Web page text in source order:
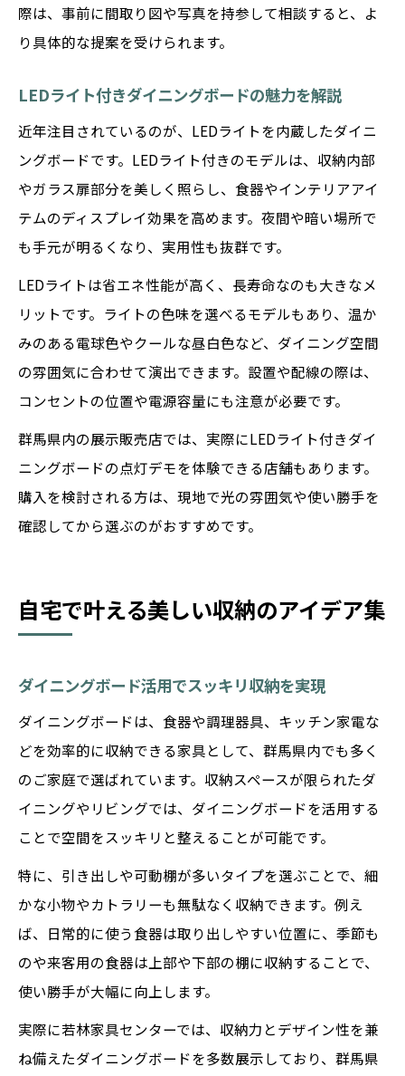
際は、事前に間取り図や写真を持参して相談すると、よ
り具体的な提案を受けられます。
LEDライト付きダイニングボードの魅力を解説
近年注目されているのが、LEDライトを内蔵したダイニ
ングボードです。LEDライト付きのモデルは、収納内部
やガラス扉部分を美しく照らし、食器やインテリアアイ
テムのディスプレイ効果を高めます。夜間や暗い場所で
も手元が明るくなり、実用性も抜群です。
LEDライトは省エネ性能が高く、長寿命なのも大きなメ
リットです。ライトの色味を選べるモデルもあり、温か
みのある電球色やクールな昼白色など、ダイニング空間
の雰囲気に合わせて演出できます。設置や配線の際は、
コンセントの位置や電源容量にも注意が必要です。
群馬県内の展示販売店では、実際にLEDライト付きダイ
ニングボードの点灯デモを体験できる店舗もあります。
購入を検討される方は、現地で光の雰囲気や使い勝手を
確認してから選ぶのがおすすめです。
自宅で叶える美しい収納のアイデア集
ダイニングボード活用でスッキリ収納を実現
ダイニングボードは、食器や調理器具、キッチン家電な
どを効率的に収納できる家具として、群馬県内でも多く
のご家庭で選ばれています。収納スペースが限られたダ
イニングやリビングでは、ダイニングボードを活用する
ことで空間をスッキリと整えることが可能です。
特に、引き出しや可動棚が多いタイプを選ぶことで、細
かな小物やカトラリーも無駄なく収納できます。例え
ば、日常的に使う食器は取り出しやすい位置に、季節も
のや来客用の食器は上部や下部の棚に収納することで、
使い勝手が大幅に向上します。
実際に若林家具センターでは、収納力とデザイン性を兼
ね備えたダイニングボードを多数展示しており、群馬県